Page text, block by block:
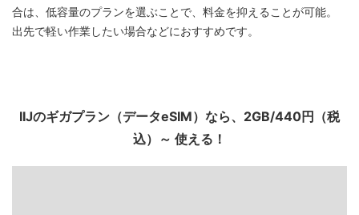
合は、低容量のプランを選ぶことで、料金を抑えることが可能。
出先で軽い作業したい場合などにおすすめです。
IIJのギガプラン（データeSIM）なら、2GB/440円（税
込）～ 使える！